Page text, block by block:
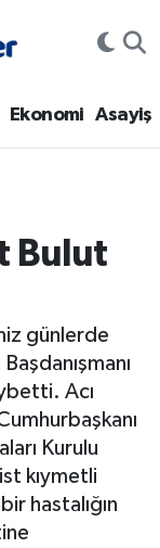
Ekonomi Asayiş
Bulut
günlerde
Acı
Kurulu
kıymetli
hastalığın
Haritası